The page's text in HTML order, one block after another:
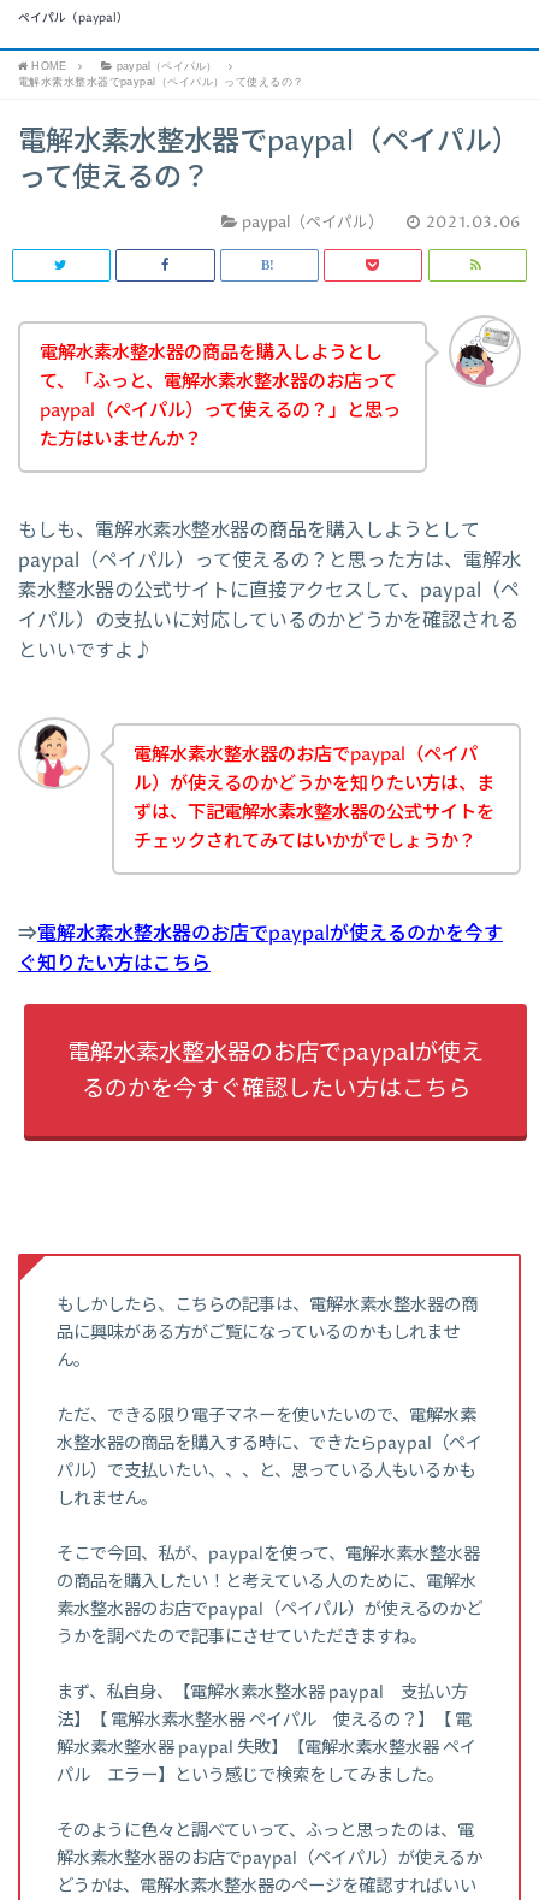
ペイパル（paypal）
HOME
paypal（ペイパル）
電解水素水整水器でpaypal（ペイパル）って使えるの？
電解水素水整水器でpaypal（ペイパル）
って使えるの？
paypal（ペイパル） 2021.03.06
電解水素水整水器の商品を購入しようとし
て、「ふっと、電解水素水整水器のお店って
paypal（ペイパル）って使えるの？」と思っ
た方はいませんか？
もしも、電解水素水整水器の商品を購入しようとして
paypal（ペイパル）って使えるの？と思った方は、電解水
素水整水器の公式サイトに直接アクセスして、paypal（ペ
イパル）の支払いに対応しているのかどうかを確認される
といいですよ♪
電解水素水整水器のお店でpaypal（ペイパ
ル）が使えるのかどうかを知りたい方は、ま
ずは、下記電解水素水整水器の公式サイトを
チェックされてみてはいかがでしょうか？
⇒電解水素水整水器のお店でpaypalが使えるのかを今す
ぐ知りたい方はこちら
電解水素水整水器のお店でpaypalが使え
るのかを今すぐ確認したい方はこちら
もしかしたら、こちらの記事は、電解水素水整水器の商
品に興味がある方がご覧になっているのかもしれませ
ん。
ただ、できる限り電子マネーを使いたいので、電解水素
水整水器の商品を購入する時に、できたらpaypal（ペイ
パル）で支払いたい、、、と、思っている人もいるかも
しれません。
そこで今回、私が、paypalを使って、電解水素水整水器
の商品を購入したい！と考えている人のために、電解水
素水整水器のお店でpaypal（ペイパル）が使えるのかど
うかを調べたので記事にさせていただきますね。
まず、私自身、【電解水素水整水器 paypal 支払い方
法】【 電解水素水整水器 ペイパル 使えるの？】【 電
解水素水整水器 paypal 失敗】【電解水素水整水器 ペイ
パル エラー】という感じで検索をしてみました。
そのように色々と調べていって、ふっと思ったのは、電
解水素水整水器のお店でpaypal（ペイパル）が使えるか
どうかは、電解水素水整水器のページを確認すればいい